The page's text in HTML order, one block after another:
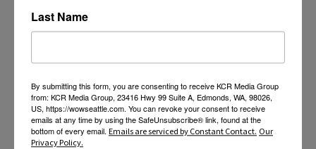
Last Name
By submitting this form, you are consenting to receive KCR Media Group
from: KCR Media Group, 23416 Hwy 99 Suite A, Edmonds, WA, 98026,
US, https://wowseattle.com. You can revoke your consent to receive
emails at any time by using the SafeUnsubscribe® link, found at the
bottom of every email. Emails are serviced by Constant Contact. Our
Privacy Policy.